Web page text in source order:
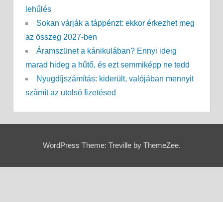
lehűlés
Sokan várják a táppénzt: ekkor érkezhet meg
az összeg 2027-ben
Áramszünet a kánikulában? Ennyi ideig
marad hideg a hűtő, és ezt semmiképp ne tedd
Nyugdíjszámítás: kiderült, valójában mennyit
számít az utolsó fizetésed
WordPress Theme: Treville by ThemeZee.